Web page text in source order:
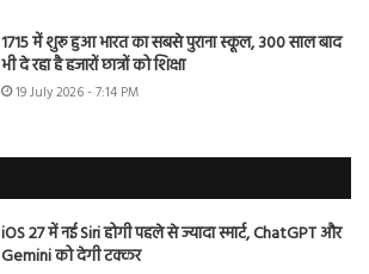
1715 में शुरू हुआ भारत का सबसे पुराना स्कूल, 300 साल बाद
भी दे रहा है हजारों छात्रों को शिक्षा
19 July 2026 - 7:14 PM
iOS 27 में नई Siri होगी पहले से ज्यादा स्मार्ट, ChatGPT और
Gemini को देगी टक्कर